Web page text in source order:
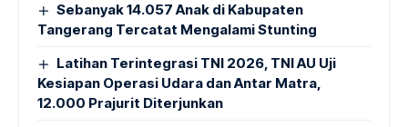
Sebanyak 14.057 Anak di Kabupaten
Tangerang Tercatat Mengalami Stunting
Latihan Terintegrasi TNI 2026, TNI AU Uji
Kesiapan Operasi Udara dan Antar Matra,
12.000 Prajurit Diterjunkan